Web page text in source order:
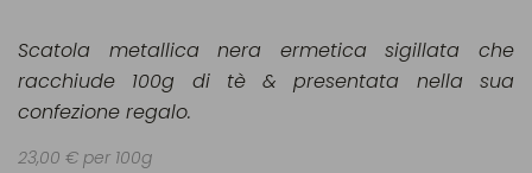
Scatola metallica nera ermetica sigillata che
racchiude 100g di tè & presentata nella sua
confezione regalo.
23,00 € per 100g